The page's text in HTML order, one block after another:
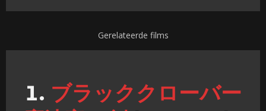
Gerelateerde films
ブラッククローバー